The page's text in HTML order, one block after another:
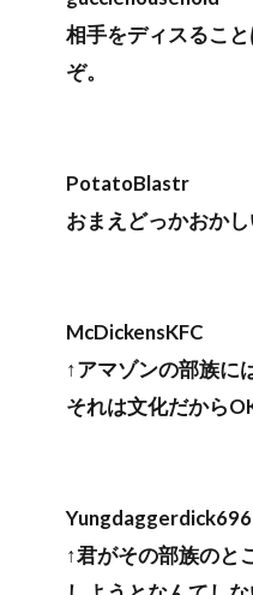
相手をディスるこ
ぞ。
PotatoBlastr
おまえどっかおか
McDickensKFC
↑アマゾンの部族に
それは文化だから
↑君がその部族のと